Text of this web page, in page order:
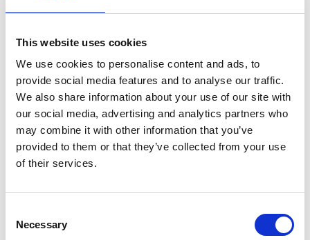
This website uses cookies
We use cookies to personalise content and ads, to
provide social media features and to analyse our traffic.
We also share information about your use of our site with
our social media, advertising and analytics partners who
may combine it with other information that you’ve
provided to them or that they’ve collected from your use
of their services.
Selection
Necessary
7 Agosto 2026
Nel primo semestre è aumentata fortemente la
costruzione di nuove abitazioni
Repubblica Ceca